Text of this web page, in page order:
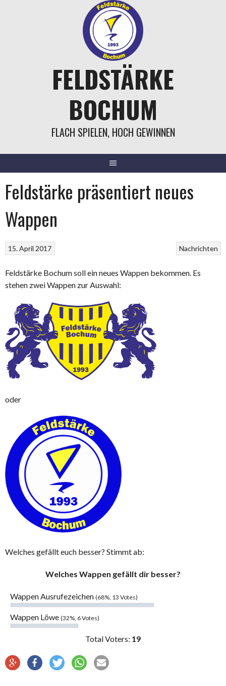
FELDSTÄRKE
BOCHUM
FLACH SPIELEN, HOCH GEWINNEN
Feldstärke präsentiert neues
Wappen
Nachrichten
15. April 2017
Feldstärke Bochum soll ein neues Wappen bekommen. Es
stehen zwei Wappen zur Auswahl:
oder
Welches gefällt euch besser? Stimmt ab:
Welches Wappen gefällt dir besser?
Wappen Ausrufezeichen (68%, 13 Votes)
Wappen Löwe (32%, 6 Votes)
Total Voters: 19